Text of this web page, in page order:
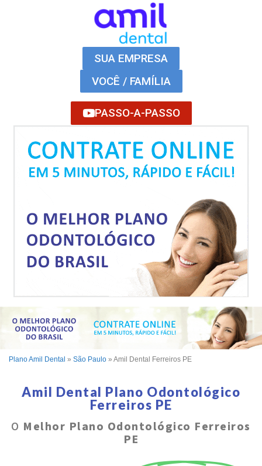
SUA EMPRESA
VOCÊ / FAMÍLIA
PASSO-A-PASSO
Plano Amil Dental » São Paulo » Amil Dental Ferreiros PE
Amil Dental Plano Odontológico
Ferreiros PE
O Melhor Plano Odontológico Ferreiros
PE